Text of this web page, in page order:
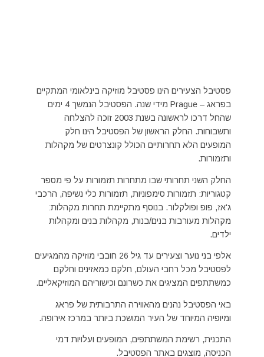
פסטיבל הצעירים הינו פסטיבל מוזיקה בינלאומי המתקיים
בפראג – Prague מידי שנה. הפסטיבל הנמשך 4 ימים
שהחל דרכו לראשונה בשנת 2003 זוכה להצלחה
ותשבוחות. החלק הראשון של הפסטיבל הינו חלק
המופעים הלא תחרותיים הכולל קונצרטים של מקהלות
ותזמורות.
החלק השני תחרותי שבו מתחרות תזמורות על פי מספר
קטגוריות: תזמורות סימפוניות, תזמורות כלי נשיפה, הרכבי
ג'אז, פופ ופולקלור. בנוסף מתקיימת תחרות מקהלות:
מקהלות מעורבות בנים/בנות, מקהלות בנים ומקהלות
ילדים.
אלפי בני נוער וצעירים עד גיל 26 חובבי מוזיקה מהמגיעים
לפסטיבל מכל רחבי העולם, חלקם כמאזינים וחלקם
כמשתתפים המציגים את כשרונם וכישוריהם המוזיקאליים.
באי הפסטיבל נהנים מהאווירה התרבותית של פראג
ומיופיה המיוחד של העיר המושכת ביותר במרכז אירופה.
התכנית, רשימת המשתתפים, המופעים ועלויות דמי
הכניסה, מוצגים באתר הפסטיבל.